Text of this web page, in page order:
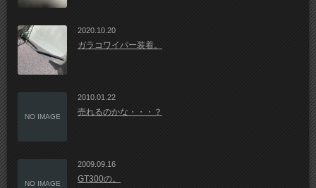
2020.10.20
ガラコワイパー装着。
NO IMAGE
2010.01.22
売れるのかな・・・？
NO IMAGE
2009.09.16
GT300の。